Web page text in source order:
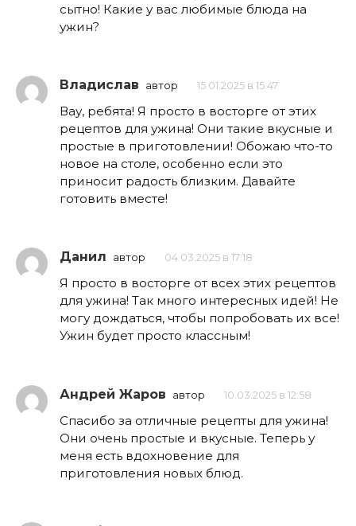
сытно! Какие у вас любимые блюда на
ужин?
Владислав автор 15.01.2025 в 15:47
Вау, ребята! Я просто в восторге от этих
рецептов для ужина! Они такие вкусные и
простые в приготовлении! Обожаю что-то
новое на столе, особенно если это
приносит радость близким. Давайте
готовить вместе!
Данил автор 04.03.2025 в 17:18
Я просто в восторге от всех этих рецептов
для ужина! Так много интересных идей! Не
могу дождаться, чтобы попробовать их все!
Ужин будет просто классным!
Андрей Жаров автор 10.03.2025 в 12:58
Спасибо за отличные рецепты для ужина!
Они очень простые и вкусные. Теперь у
меня есть вдохновение для
приготовления новых блюд.